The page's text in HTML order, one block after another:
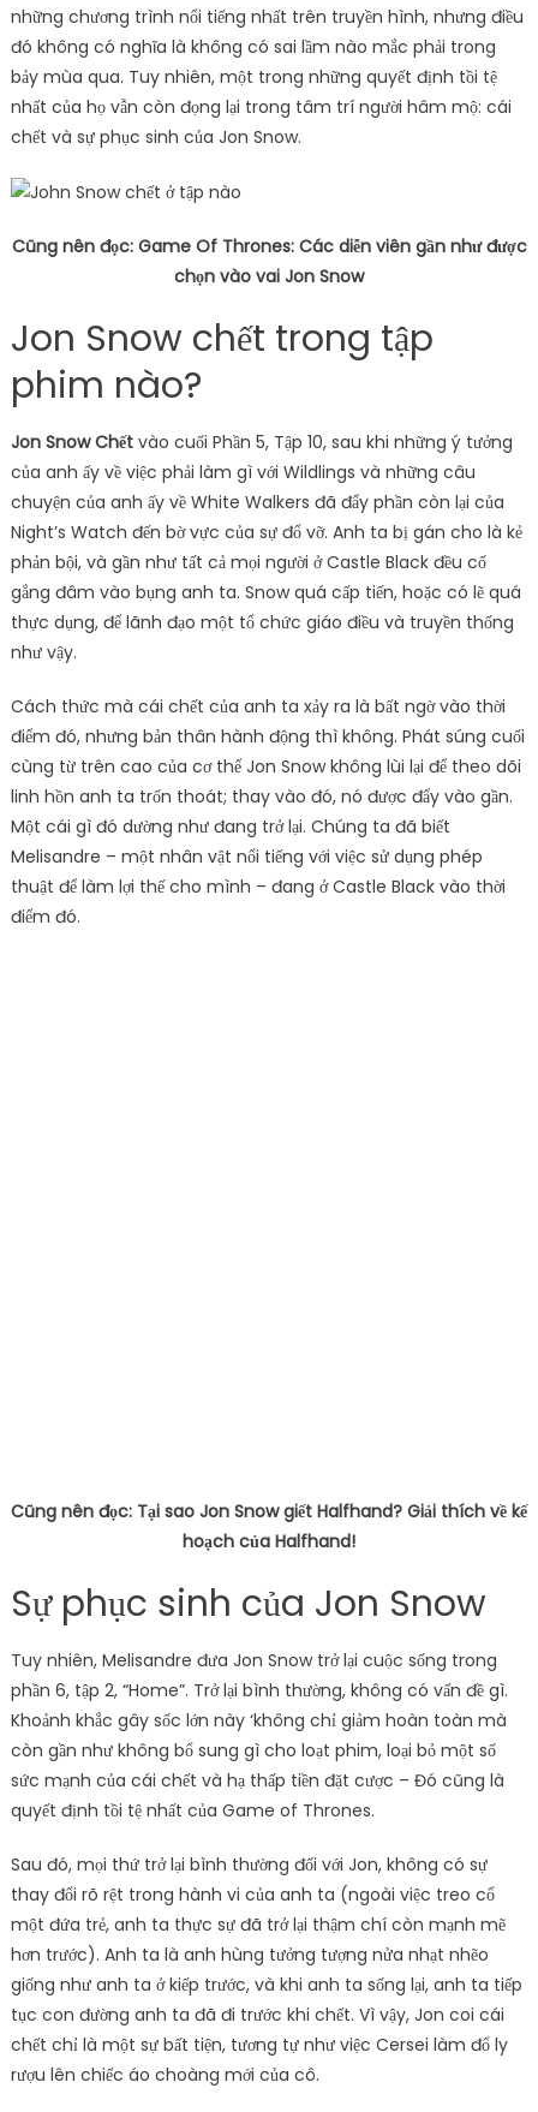
những chương trình nổi tiếng nhất trên truyền hình, nhưng điều
đó không có nghĩa là không có sai lầm nào mắc phải trong
bảy mùa qua. Tuy nhiên, một trong những quyết định tồi tệ
nhất của họ vẫn còn đọng lại trong tâm trí người hâm mộ: cái
chết và sự phục sinh của Jon Snow.
Cũng nên đọc: Game Of Thrones: Các diễn viên gần như được
chọn vào vai Jon Snow
Jon Snow chết trong tập
phim nào?
Jon Snow Chết vào cuối Phần 5, Tập 10, sau khi những ý tưởng
của anh ấy về việc phải làm gì với Wildlings và những câu
chuyện của anh ấy về White Walkers đã đẩy phần còn lại của
Night’s Watch đến bờ vực của sự đổ vỡ. Anh ta bị gán cho là kẻ
phản bội, và gần như tất cả mọi người ở Castle Black đều cố
gắng đâm vào bụng anh ta. Snow quá cấp tiến, hoặc có lẽ quá
thực dụng, để lãnh đạo một tổ chức giáo điều và truyền thống
như vậy.
Cách thức mà cái chết của anh ta xảy ra là bất ngờ vào thời
điểm đó, nhưng bản thân hành động thì không. Phát súng cuối
cùng từ trên cao của cơ thể Jon Snow không lùi lại để theo dõi
linh hồn anh ta trốn thoát; thay vào đó, nó được đẩy vào gần.
Một cái gì đó dường như đang trở lại. Chúng ta đã biết
Melisandre – một nhân vật nổi tiếng với việc sử dụng phép
thuật để làm lợi thế cho mình – đang ở Castle Black vào thời
điểm đó.
Cũng nên đọc: Tại sao Jon Snow giết Halfhand? Giải thích về kế
hoạch của Halfhand!
Sự phục sinh của Jon Snow
Tuy nhiên, Melisandre đưa Jon Snow trở lại cuộc sống trong
phần 6, tập 2, “Home”. Trở lại bình thường, không có vấn đề gì.
Khoảnh khắc gây sốc lớn này ‘không chỉ giảm hoàn toàn mà
còn gần như không bổ sung gì cho loạt phim, loại bỏ một số
sức mạnh của cái chết và hạ thấp tiền đặt cược – Đó cũng là
quyết định tồi tệ nhất của Game of Thrones.
Sau đó, mọi thứ trở lại bình thường đối với Jon, không có sự
thay đổi rõ rệt trong hành vi của anh ta (ngoài việc treo cổ
một đứa trẻ, anh ta thực sự đã trở lại thậm chí còn mạnh mẽ
hơn trước). Anh ta là anh hùng tưởng tượng nửa nhạt nhẽo
giống như anh ta ở kiếp trước, và khi anh ta sống lại, anh ta tiếp
tục con đường anh ta đã đi trước khi chết. Vì vậy, Jon coi cái
chết chỉ là một sự bất tiện, tương tự như việc Cersei làm đổ ly
rượu lên chiếc áo choàng mới của cô.